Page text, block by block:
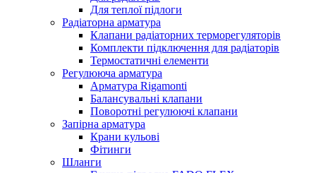
Для теплої підлоги
Радіаторна арматура
Клапани радіаторних терморегуляторів
Комплекти підключення для радіаторів
Термостатичні елементи
Регулююча арматура
Арматура Rigamonti
Балансувальні клапани
Поворотні регулюючі клапани
Запірна арматура
Крани кульові
Фітинги
Шланги